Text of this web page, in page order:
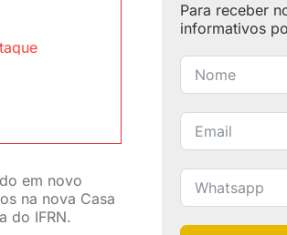
em novo
na nova Casa
do IFRN.
Para receber
informativos